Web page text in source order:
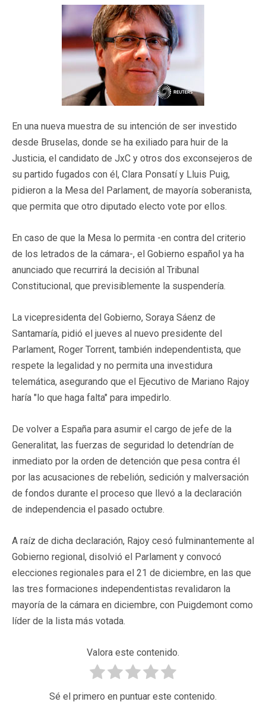
En una nueva muestra de su intención de ser investido
desde Bruselas, donde se ha exiliado para huir de la
Justicia, el candidato de JxC y otros dos exconsejeros de
su partido fugados con él, Clara Ponsatí y Lluis Puig,
pidieron a la Mesa del Parlament, de mayoría soberanista,
que permita que otro diputado electo vote por ellos.
En caso de que la Mesa lo permita -en contra del criterio
de los letrados de la cámara-, el Gobierno español ya ha
anunciado que recurrirá la decisión al Tribunal
Constitucional, que previsiblemente la suspendería.
La vicepresidenta del Gobierno, Soraya Sáenz de
Santamaría, pidió el jueves al nuevo presidente del
Parlament, Roger Torrent, también independentista, que
respete la legalidad y no permita una investidura
telemática, asegurando que el Ejecutivo de Mariano Rajoy
haría "lo que haga falta" para impedirlo.
De volver a España para asumir el cargo de jefe de la
Generalitat, las fuerzas de seguridad lo detendrían de
inmediato por la orden de detención que pesa contra él
por las acusaciones de rebelión, sedición y malversación
de fondos durante el proceso que llevó a la declaración
de independencia el pasado octubre.
A raíz de dicha declaración, Rajoy cesó fulminantemente al
Gobierno regional, disolvió el Parlament y convocó
elecciones regionales para el 21 de diciembre, en las que
las tres formaciones independentistas revalidaron la
mayoría de la cámara en diciembre, con Puigdemont como
líder de la lista más votada.
Valora este contenido.
Sé el primero en puntuar este contenido.